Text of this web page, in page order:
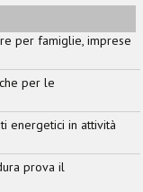
per famiglie, imprese
per le
energetici in attività
prova il